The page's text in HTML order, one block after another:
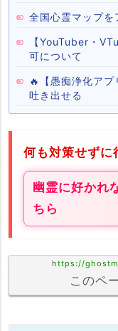
全国心霊マップ
【YouTuber・
可について
🔥【愚痴浄化ア
吐き出せる
何も対策せずに
幽霊に好かれ
ちら
https://
このペ